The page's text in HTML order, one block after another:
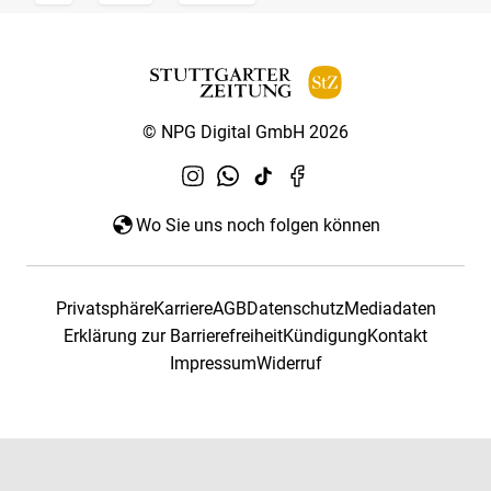
© NPG Digital GmbH 2026
Wo Sie uns noch folgen können
PrivatsphäreKarriereAGBDatenschutzMediadaten
Erklärung zur BarrierefreiheitKündigungKontakt
ImpressumWiderruf